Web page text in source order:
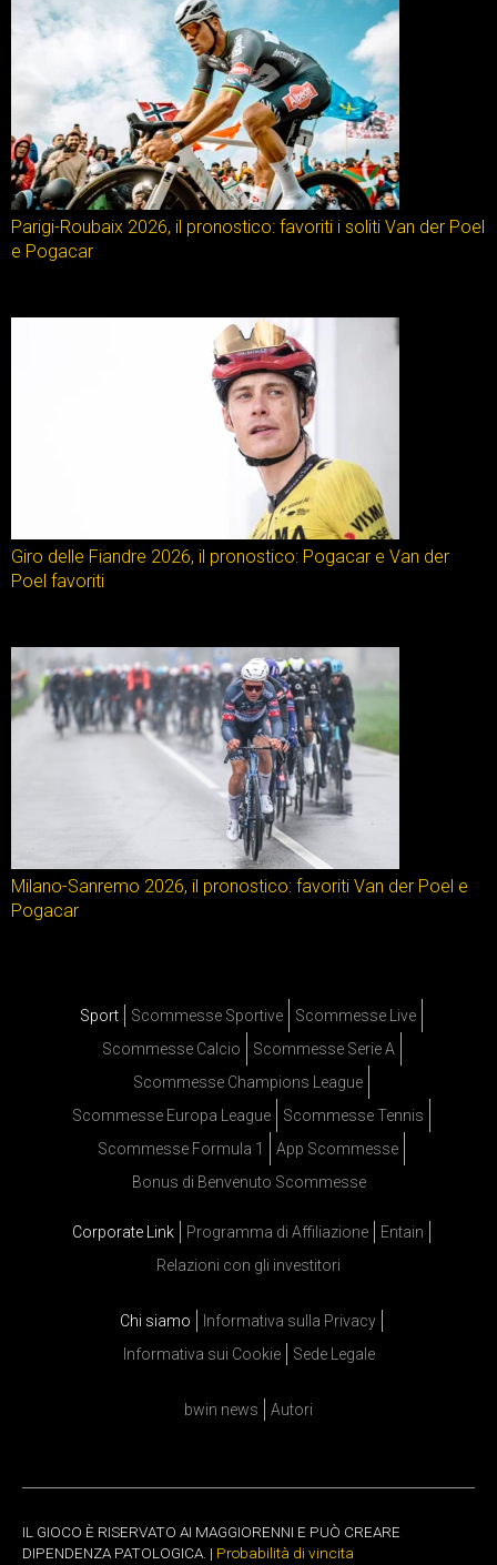
Parigi-Roubaix 2026, il pronostico: favoriti i soliti Van der Poel
e Pogacar
Giro delle Fiandre 2026, il pronostico: Pogacar e Van der
Poel favoriti
Milano-Sanremo 2026, il pronostico: favoriti Van der Poel e
Pogacar
Sport Scommesse Sportive
Scommesse Live
Scommesse Calcio
Scommesse Serie A
Scommesse Champions League
Scommesse Europa League
Scommesse Tennis
Scommesse Formula 1
App Scommesse
Bonus di Benvenuto Scommesse
Corporate Link Programma di Affiliazione
Entain
Relazioni con gli investitori
Chi siamo
Informativa sulla Privacy
Informativa sui Cookie
Sede Legale
bwin news Autori
IL GIOCO È RISERVATO AI MAGGIORENNI E PUÒ CREARE
DIPENDENZA PATOLOGICA. | Probabilità di vincita